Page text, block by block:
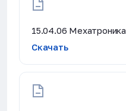
15.04.06 Мехатроника
Скачать